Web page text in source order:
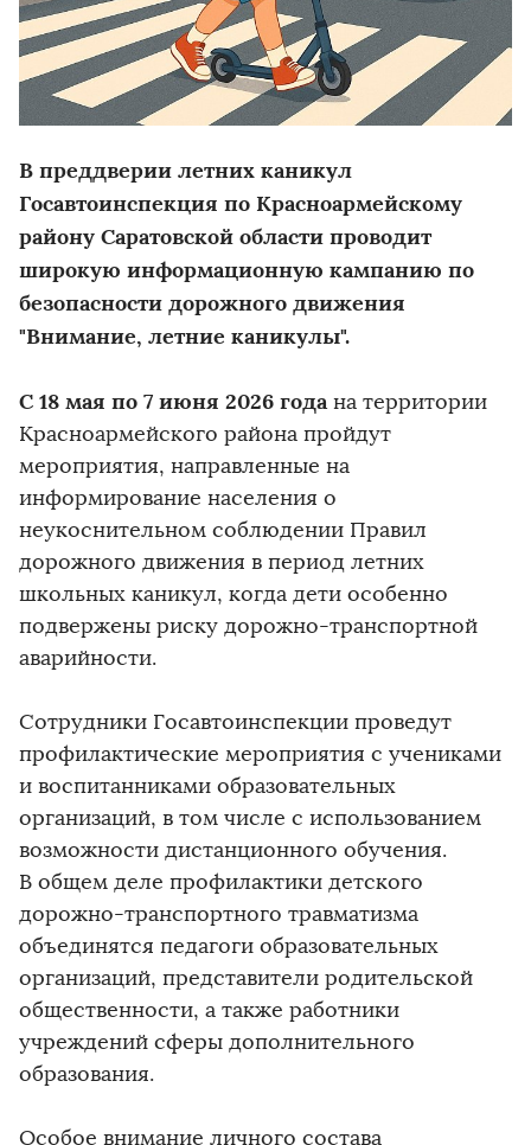
В преддверии летних каникул
Госавтоинспекция по Красноармейскому
району Саратовской области проводит
широкую информационную кампанию по
безопасности дорожного движения
"Внимание, летние каникулы".
С 18 мая по 7 июня 2026 годана территории
Красноармейского района пройдут
мероприятия, направленные на
информирование населения о
неукоснительном соблюдении Правил
дорожного движения в период летних
школьных каникул, когда дети особенно
подвержены риску дорожно-транспортной
аварийности.
Сотрудники Госавтоинспекции проведут
профилактические мероприятия с учениками
и воспитанниками образовательных
организаций, в том числе с использованием
возможности дистанционного обучения.
В общем деле профилактики детского
дорожно-транспортного травматизма
объединятся педагоги образовательных
организаций, представители родительской
общественности, а также работники
учреждений сферы дополнительного
образования.
Особое внимание личного состава